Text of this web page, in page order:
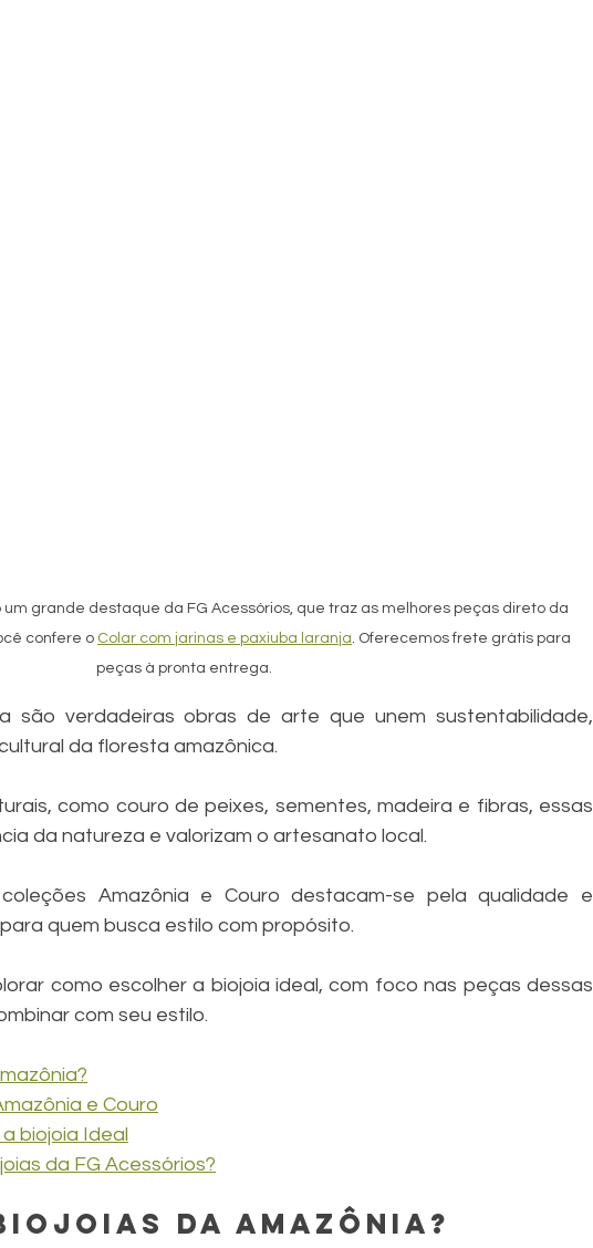
um grande destaque da FG Acessórios, que traz as melhores peças direto da
confere o Colar com jarinas e paxiuba laranja. Oferecemos frete grátis para
peças à pronta entrega.
são verdadeiras obras de arte que unem sustentabilidade,
da floresta amazônica.
como couro de peixes, sementes, madeira e fibras, essas
da natureza e valorizam o artesanato local.
Amazônia e Couro destacam-se pela qualidade e
quem busca estilo com propósito.
como escolher a biojoia ideal, com foco nas peças dessas
com seu estilo.
e Couro
biojoia Ideal
da FG Acessórios?
da Amazônia?